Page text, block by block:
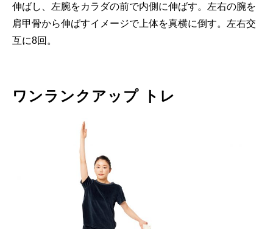
伸ばし、左腕をカラダの前で内側に伸ばす。左右の腕を
肩甲骨から伸ばすイメージで上体を真横に倒す。左右交
互に8回。
ワンランクアップ トレ